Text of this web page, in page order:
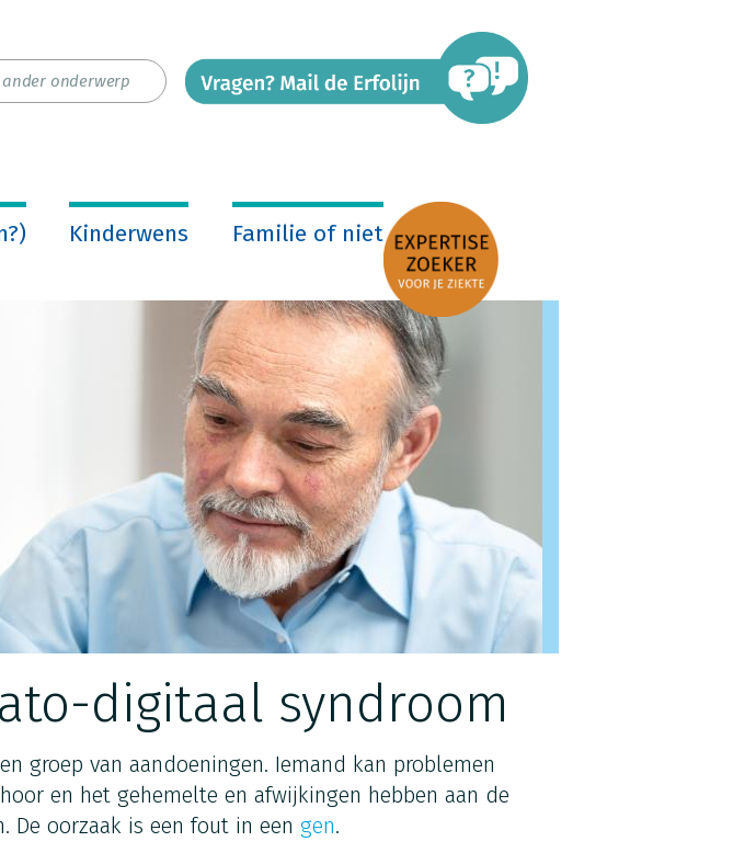
Kinderwens Familie of niet
digitaal syndroom
groep van aandoeningen. Iemand kan problemen
en het gehemelte en afwijkingen hebben aan de
De oorzaak is een fout in een gen.